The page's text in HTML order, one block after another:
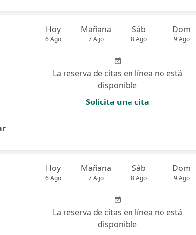
Hoy
6 Ago
Mañana
7 Ago
Sáb
8 Ago
Dom
9 Ago
La reserva de citas en línea no está
disponible
Solicita una cita
Hoy
6 Ago
Mañana
7 Ago
Sáb
8 Ago
Dom
9 Ago
La reserva de citas en línea no está
disponible